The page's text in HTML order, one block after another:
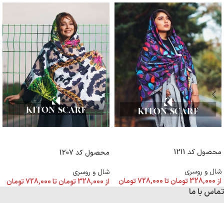
محصول کد 1211
شال و روسری
از 328,000تومانتا728,000تومان
محصول کد 1207
شال و روسری
از 328,000تومانتا728,000تومان
تماس با ما